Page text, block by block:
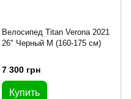
Велосипед Titan Verona 2021
26" Черный M (160-175 см)
7 300 грн
Купить